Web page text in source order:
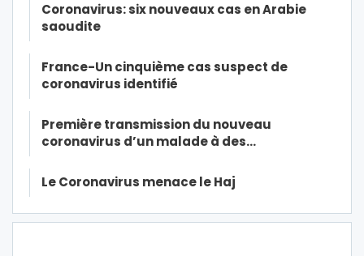
Coronavirus: six nouveaux cas en Arabie
saoudite
France-Un cinquième cas suspect de
coronavirus identifié
Première transmission du nouveau
coronavirus d’un malade à des…
Le Coronavirus menace le Haj